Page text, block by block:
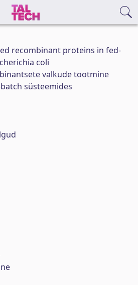
recombinant proteins in fed-
coli
valkude tootmine
süsteemides